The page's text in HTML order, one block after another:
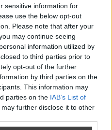
sensitive information for
use the below opt-out
Please note that after your
may continue seeing
information utilized by
to third parties prior to
opt-out of the further
by third parties on the
This information may
parties on the IAB’s List of
may further disclose it to other
Udostępnij